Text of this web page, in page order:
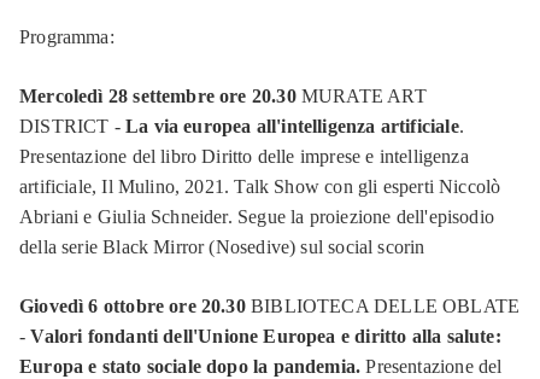
Programma:
Mercoledì 28 settembre ore 20.30 MURATE ART
DISTRICT - La via europea all'intelligenza artificiale.
Presentazione del libro Diritto delle imprese e intelligenza
artificiale, Il Mulino, 2021. Talk Show con gli esperti Niccolò
Abriani e Giulia Schneider. Segue la proiezione dell'episodio
della serie Black Mirror (Nosedive) sul social scorin
Giovedì 6 ottobre ore 20.30BIBLIOTECA DELLE OBLATE
-Valori fondanti dell'Unione Europea e diritto alla salute:
Europa e stato sociale dopo la pandemia.Presentazione del